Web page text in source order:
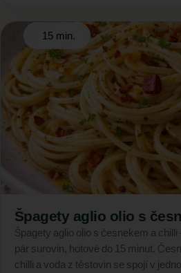
15 min.
Špagety aglio olio s
Špagety aglio olio s česnekem a
pár surovin, hotové do 15 minut.
chilli a voda z těstovin se spojí v